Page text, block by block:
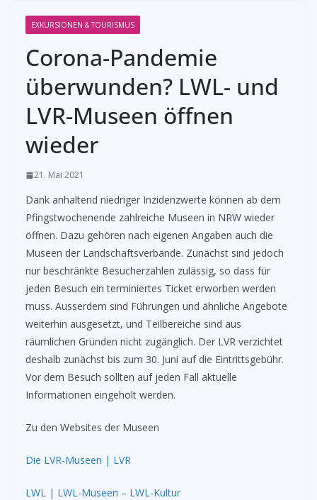
EXKURSIONEN & TOURISMUS
Corona-Pandemie
überwunden? LWL- und
LVR-Museen öffnen
wieder
21. Mai 2021
Dank anhaltend niedriger Inzidenzwerte können ab dem
Pfingstwochenende zahlreiche Museen in NRW wieder
öffnen. Dazu gehören nach eigenen Angaben auch die
Museen der Landschaftsverbände. Zunächst sind jedoch
nur beschränkte Besucherzahlen zulässig, so dass für
jeden Besuch ein terminiertes Ticket erworben werden
muss. Ausserdem sind Führungen und ähnliche Angebote
weiterhin ausgesetzt, und Teilbereiche sind aus
räumlichen Gründen nicht zugänglich. Der LVR verzichtet
deshalb zunächst bis zum 30. Juni auf die Eintrittsgebühr.
Vor dem Besuch sollten auf jeden Fall aktuelle
Informationen eingeholt werden.
Zu den Websites der Museen
Die LVR-Museen | LVR
LWL | LWL-Museen – LWL-Kultur